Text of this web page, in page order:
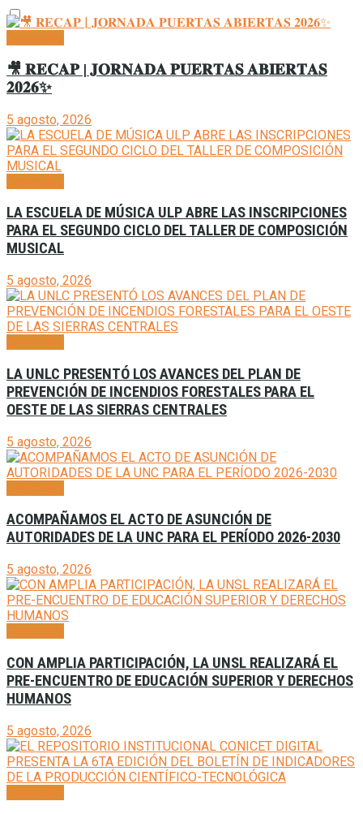
🎥 𝐑𝐄𝐂𝐀𝐏 | 𝐉𝐎𝐑𝐍𝐀𝐃𝐀 𝐏𝐔𝐄𝐑𝐓𝐀𝐒 𝐀𝐁𝐈𝐄𝐑𝐓𝐀𝐒
𝟐𝟎𝟐𝟔✨
5 agosto, 2026
LA ESCUELA DE MÚSICA ULP ABRE LAS INSCRIPCIONES
PARA EL SEGUNDO CICLO DEL TALLER DE COMPOSICIÓN
MUSICAL
5 agosto, 2026
LA UNLC PRESENTÓ LOS AVANCES DEL PLAN DE
PREVENCIÓN DE INCENDIOS FORESTALES PARA EL
OESTE DE LAS SIERRAS CENTRALES
5 agosto, 2026
ACOMPAÑAMOS EL ACTO DE ASUNCIÓN DE
AUTORIDADES DE LA UNC PARA EL PERÍODO 2026-2030
5 agosto, 2026
CON AMPLIA PARTICIPACIÓN, LA UNSL REALIZARÁ EL
PRE-ENCUENTRO DE EDUCACIÓN SUPERIOR Y DERECHOS
HUMANOS
5 agosto, 2026